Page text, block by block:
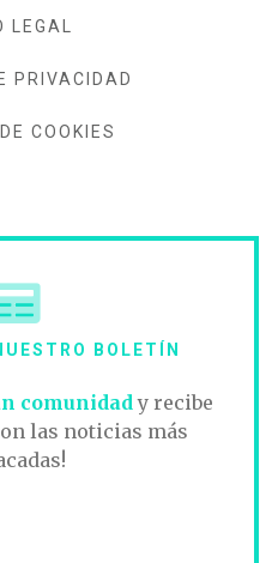
LEGAL
PRIVACIDAD
COOKIES
BOLETÍN
comunidad y recibe
las noticias más